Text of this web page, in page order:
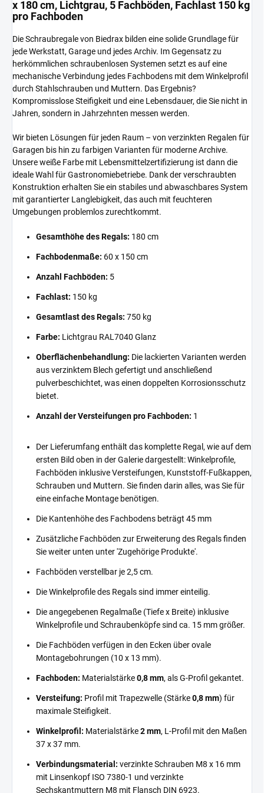
x 180 cm, Lichtgrau, 5 Fachböden, Fachlast 150 kg
pro Fachboden
Die Schraubregale von Biedrax bilden eine solide Grundlage für
jede Werkstatt, Garage und jedes Archiv. Im Gegensatz zu
herkömmlichen schraubenlosen Systemen setzt es auf eine
mechanische Verbindung jedes Fachbodens mit dem Winkelprofil
durch Stahlschrauben und Muttern. Das Ergebnis?
Kompromisslose Steifigkeit und eine Lebensdauer, die Sie nicht in
Jahren, sondern in Jahrzehnten messen werden.
Wir bieten Lösungen für jeden Raum – von verzinkten Regalen für
Garagen bis hin zu farbigen Varianten für moderne Archive.
Unsere weiße Farbe mit Lebensmittelzertifizierung ist dann die
ideale Wahl für Gastronomiebetriebe. Dank der verschraubten
Konstruktion erhalten Sie ein stabiles und abwaschbares System
mit garantierter Langlebigkeit, das auch mit feuchteren
Umgebungen problemlos zurechtkommt.
Gesamthöhe des Regals: 180 cm
Fachbodenmaße: 60 x 150 cm
Anzahl Fachböden: 5
Fachlast: 150 kg
Gesamtlast des Regals: 750 kg
Farbe: Lichtgrau RAL7040 Glanz
Oberflächenbehandlung: Die lackierten Varianten werden
aus verzinktem Blech gefertigt und anschließend
pulverbeschichtet, was einen doppelten Korrosionsschutz
bietet.
Anzahl der Versteifungen pro Fachboden: 1
Der Lieferumfang enthält das komplette Regal, wie auf dem
ersten Bild oben in der Galerie dargestellt: Winkelprofile,
Fachböden inklusive Versteifungen, Kunststoff-Fußkappen,
Schrauben und Muttern. Sie finden darin alles, was Sie für
eine einfache Montage benötigen.
Die Kantenhöhe des Fachbodens beträgt 45 mm
Zusätzliche Fachböden zur Erweiterung des Regals finden
Sie weiter unten unter 'Zugehörige Produkte'.
Fachböden verstellbar je 2,5 cm.
Die Winkelprofile des Regals sind immer einteilig.
Die angegebenen Regalmaße (Tiefe x Breite) inklusive
Winkelprofile und Schraubenköpfe sind ca. 15 mm größer.
Die Fachböden verfügen in den Ecken über ovale
Montagebohrungen (10 x 13 mm).
Fachboden: Materialstärke0,8 mm, als G-Profil gekantet.
Versteifung: Profil mit Trapezwelle (Stärke0,8 mm) für
maximale Steifigkeit.
Winkelprofil: Materialstärke2 mm, L-Profil mit den Maßen
37 x 37 mm.
Verbindungsmaterial: verzinkte Schrauben M8 x 16 mm
mit Linsenkopf ISO 7380-1 und verzinkte
Sechskantmuttern M8 mit Flansch DIN 6923.